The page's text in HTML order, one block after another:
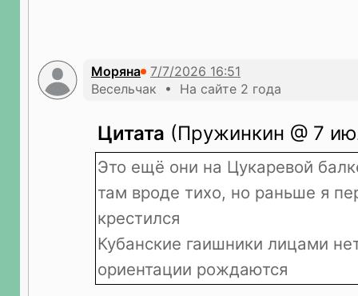
Моряна
Весельчак • На сайте 2 года
Цитата (Пружинкин @ 7
Это ещё они на Цукаревой
там вроде тихо, но раньше я
крестился
Кубанские гаишники лицами
ориентации рождаются